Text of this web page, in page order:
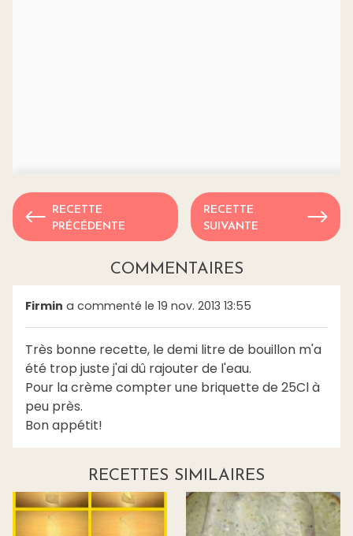
RECETTE
PRÉCÉDENTE
RECETTE
SUIVANTE
COMMENTAIRES
Firmin a commenté le 19 nov. 2013 13:55
Très bonne recette, le demi litre de bouillon m'a
été trop juste j'ai dû rajouter de l'eau.
Pour la crème compter une briquette de 25Cl à
peu près.
Bon appétit!
RECETTES SIMILAIRES